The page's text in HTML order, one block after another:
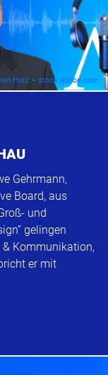
Horz – stock.adobe.com
Gehrmann,
Board, aus
und
gelingen
& Kommunikation,
er mit